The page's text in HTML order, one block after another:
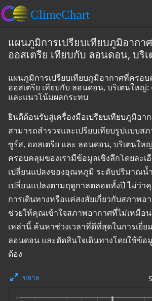
แผนภูมิการเปรียบเทียบภูมิอากา
ออสเตรีย เทียบกับ ลอนดอน, บริ
แผนภูมิการเปรียบเทียบภูมิอากาศที่ครอ
ออสเตรีย เทียบกับ ลอนดอน, บริเตนใหญ่:
และแนวโน้มผลกระทบ
ยินดีต้อนรับสู่เครื่องมือเปรียบเทียบภูมิอา
สามารถสำรวจและเปรียบเทียบรูปแบบส
ซูร์ส, ออสเตรีย และ ลอนดอน, บริเตนใ
ครอบคลุมของเรามีข้อมูลเชิงลึกโดยละเ
เปลี่ยนแปลงของอุณหภูมิ ระดับปริมาณน้
เปลี่ยนแปลงตามฤดูกาลตลอดทั้งปี ไม่ว่า
การเดินทางหรือแค่สงสัยเกี่ยวกับสภาพอ
ช่วยให้คุณเข้าใจสภาพอากาศที่ไม่เหมือ
เหล่านี้ ค้นหาช่วงเวลาที่ดีที่สุดในการเยี่ย
ลอนดอน และตัดสินใจเดินทางโดยใช้ข้
ต้อง
ขยาย